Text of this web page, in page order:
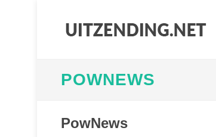
POWNEWS
PowNews